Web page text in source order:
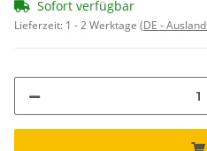
Sofort verfügbar
Lieferzeit: 1 - 2 Werktage (DE -